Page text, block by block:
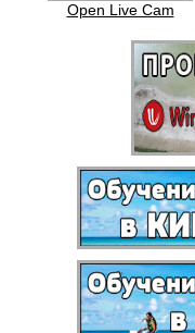
Open Live Cam